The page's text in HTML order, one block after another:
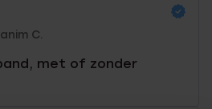
C.
met of zonder